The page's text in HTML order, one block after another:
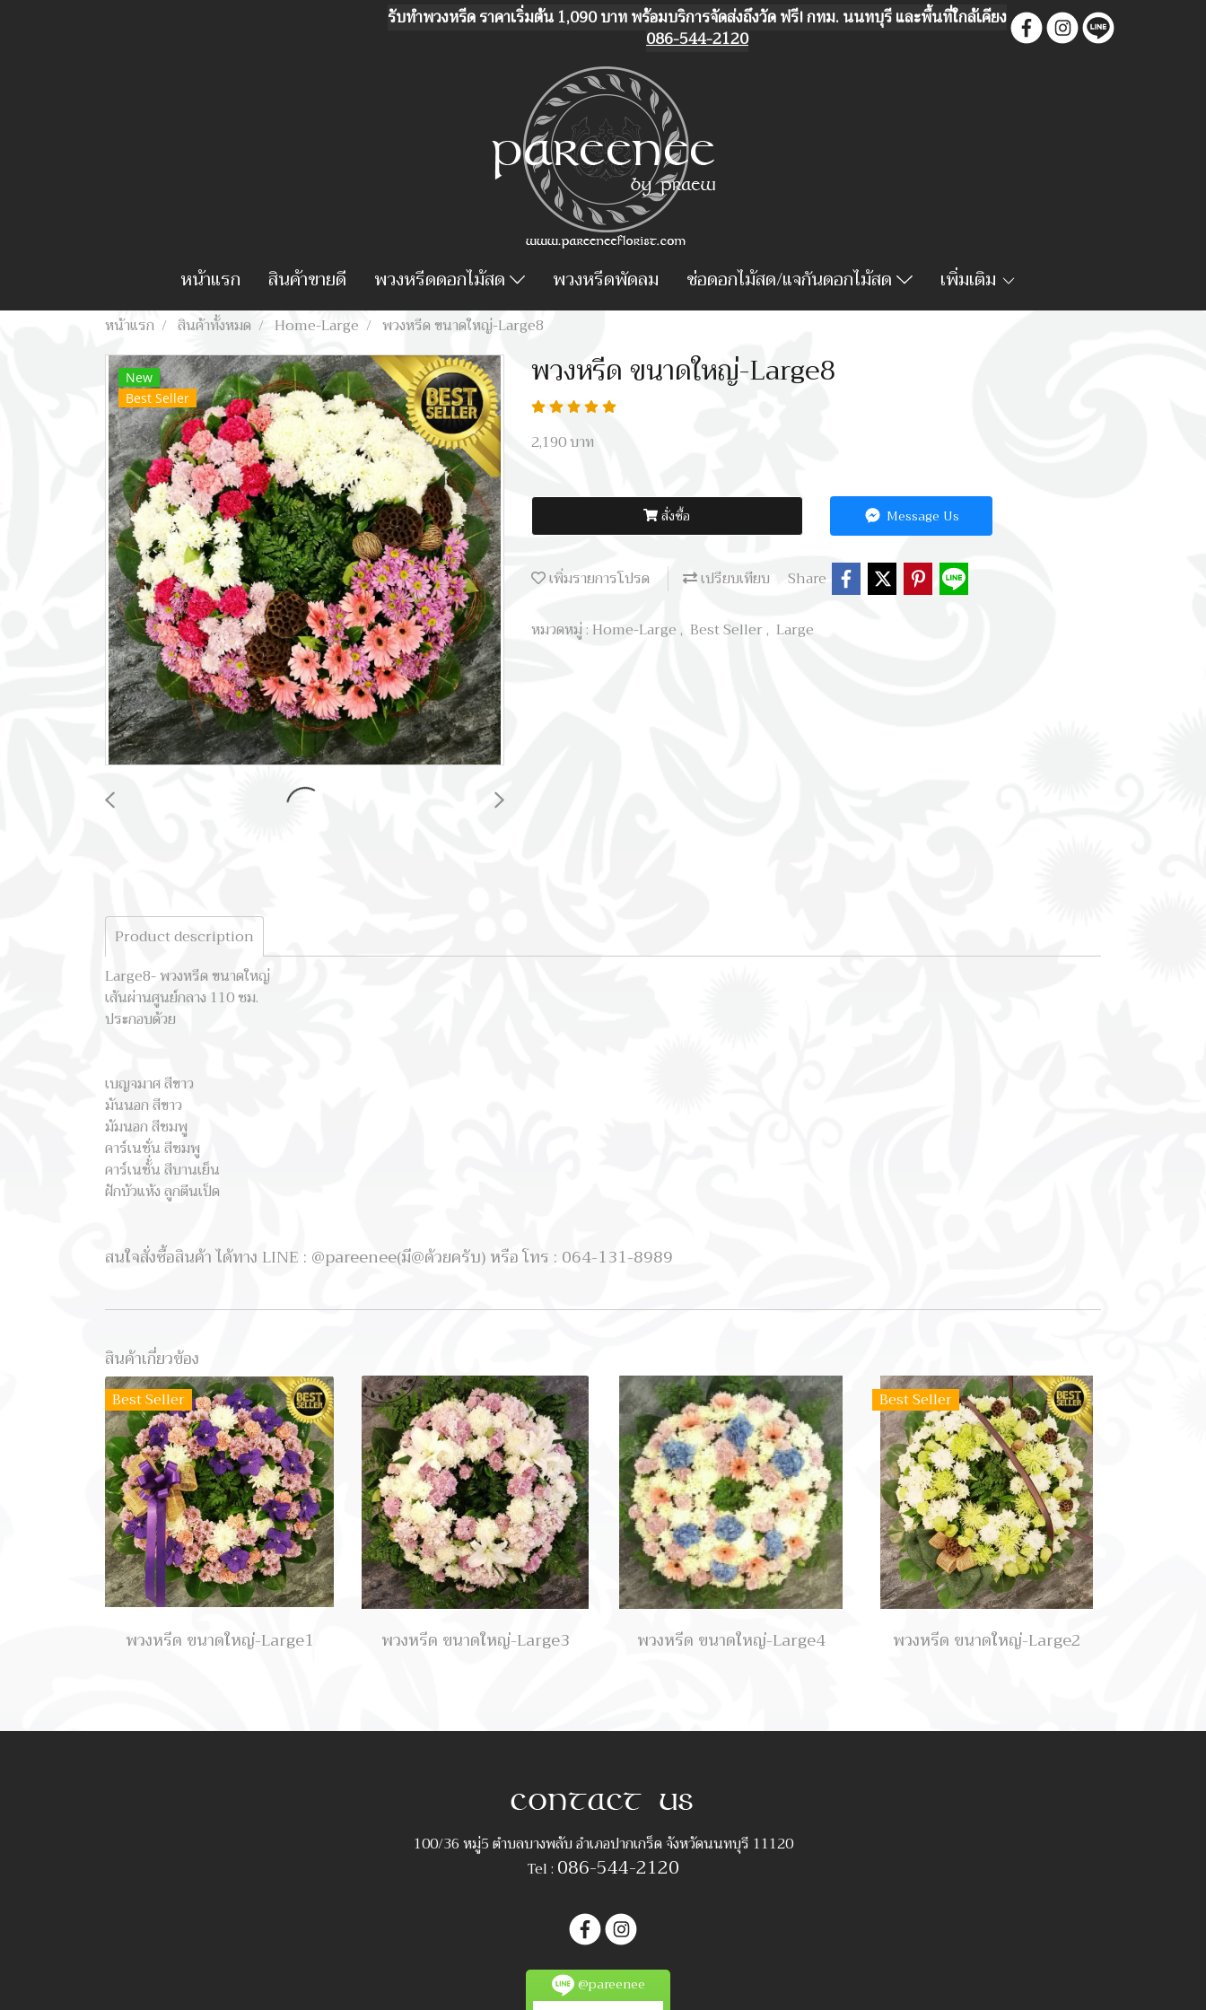
รับทำพวงหรีด ราคาเริ่มต้น 1,090 บาท พร้อมบริการจัดส่งถึงวัด ฟรี! กทม. นนทบุรี และพื้นที่ใกล้เคียง
086-544-2120
หน้าแรก สินค้าขายดี พวงหรีดดอกไม้สด พวงหรีดพัดลม ช่อดอกไม้สด/แจกันดอกไม้สด เพิ่มเติม
หน้าแรก สินค้าทั้งหมด Home-Large พวงหรีด ขนาดใหญ่-Large8
New
Best Seller
พวงหรีด ขนาดใหญ่-Large8
2,190 บาท
สั่งซื้อ Message Us
เพิ่มรายการโปรด เปรียบเทียบ Share
หมวดหมู่ :Home-Large, Best Seller, Large
Product description
Large8- พวงหรีด ขนาดใหญ่
เส้นผ่านศูนย์กลาง 110 ซม.
ประกอบด้วย
เบญจมาศ สีขาว
มันนอก สีขาว
มัมนอก สีชมพู
คาร์เนชั่น สีชมพู
คาร์เนชั้่น สีบานเย็น
ฝักบัวแห้ง ลูกตีนเป็ด
สนใจสั่งซื้อสินค้า ได้ทาง LINE : @pareenee(มี@ด้วยครับ) หรือ โทร : 064-131-8989
สินค้าเกี่ยวข้อง
Best Seller
พวงหรีด ขนาดใหญ่-Large1 พวงหรีด ขนาดใหญ่-Large3 พวงหรีด ขนาดใหญ่-Large4
Best Seller
พวงหรีด ขนาดใหญ่-Large2
100/36 หมู่5 ตำบลบางพลับ อำเภอปากเกร็ด จังหวัดนนทบุรี 11120
Tel : 086-544-2120
@pareenee